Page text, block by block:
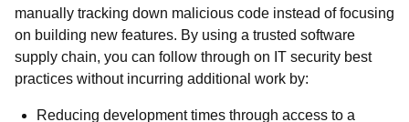
manually tracking down malicious code instead of focusing
on building new features. By using a trusted software
supply chain, you can follow through on IT security best
practices without incurring additional work by:
Reducing development times through access to a